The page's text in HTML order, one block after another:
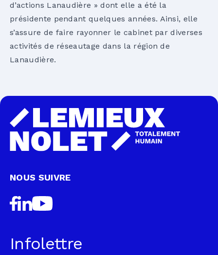
d’actions Lanaudière » dont elle a été la
présidente pendant quelques années. Ainsi, elle
s’assure de faire rayonner le cabinet par diverses
activités de réseautage dans la région de
Lanaudière.
NOUS SUIVRE
Infolettre